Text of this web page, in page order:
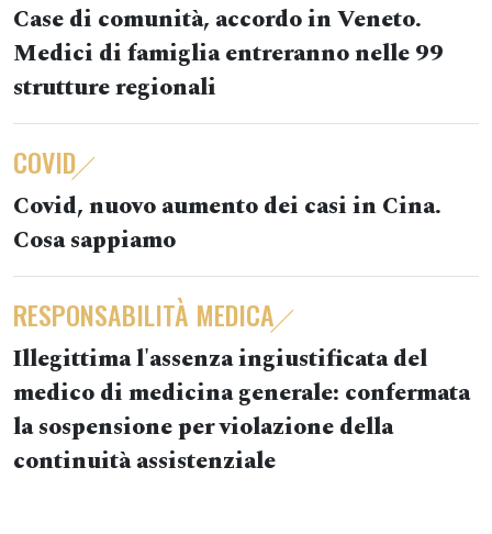
Case di comunità, accordo in Veneto.
Medici di famiglia entreranno nelle 99
strutture regionali
COVID
Covid, nuovo aumento dei casi in Cina.
Cosa sappiamo
RESPONSABILITÀ MEDICA
Illegittima l'assenza ingiustificata del
medico di medicina generale: confermata
la sospensione per violazione della
continuità assistenziale